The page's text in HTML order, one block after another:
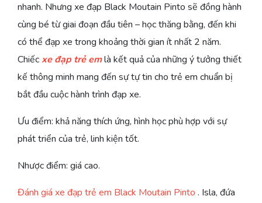
nhanh. Nhưng xe đạp Black Moutain Pinto sẽ đồng hành
cùng bé từ giai đoạn đầu tiên – học thăng bằng, đến khi
có thể đạp xe trong khoảng thời gian ít nhất 2 năm.
Chiếc xe đạp trẻ emlà kết quả của những ý tưởng thiết
kế thông minh mang đến sự tự tin cho trẻ em chuẩn bị
bắt đầu cuộc hành trình đạp xe.
Ưu điểm: khả năng thích ứng, hình học phù hợp với sự
phát triển của trẻ, linh kiện tốt.
Nhược điểm: giá cao.
Đánh giá xe đạp trẻ em Black Moutain Pinto . Isla, đứa